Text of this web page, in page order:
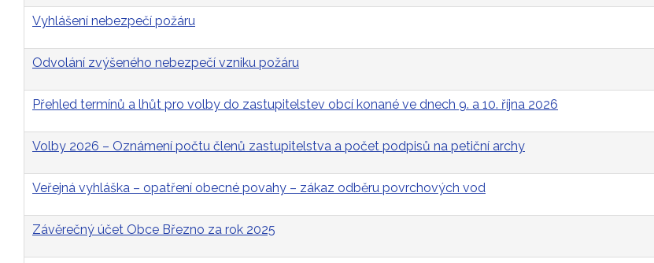
Vyhlášení nebezpečí požáru
Odvolání zvýšeného nebezpečí vzniku požáru
Přehled termínů a lhůt pro volby do zastupitelstev obcí konané ve dnech 9. a 10. října 2026
Volby 2026 – Oznámení počtu členů zastupitelstva a počet podpisů na petiční archy
Veřejná vyhláška – opatření obecné povahy – zákaz odběru povrchových vod
Závěrečný účet Obce Březno za rok 2025